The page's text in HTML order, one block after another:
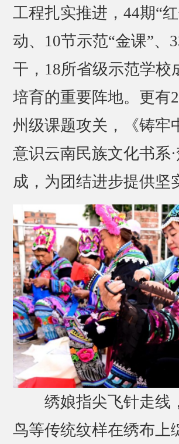
工程扎实推进，44期“
动、10节示范“金课”、
干，18所省级示范学校
培育的重要阵地。更有
州级课题攻关，《铸牢
意识云南民族文化书系
成，为团结进步提供坚
绣娘指尖飞针走线
鸟等传统纹样在绣布上